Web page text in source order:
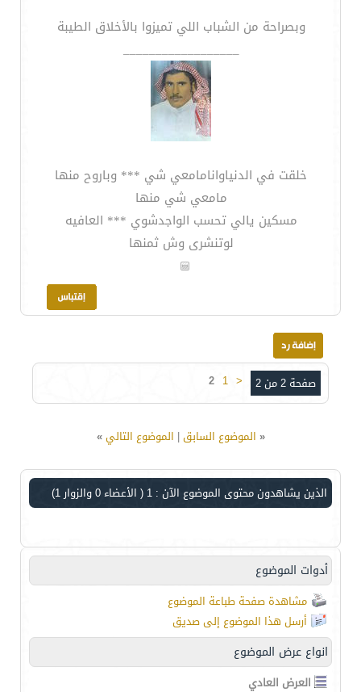
وبصراحة من الشباب اللي تميزوا بالأخلاق الطيبة
__________________
خلقت في الدنياوانامامعي شي *** وباروح منها
مامعي شي منها
مسكين يالي تحسب الواجدشوي *** العافيه
لوتنشرى وش ثمنها
صفحة 2 من 2 <
1
2
« الموضوع السابق| الموضوع التالي»
الذين يشاهدون محتوى الموضوع الآن : 1 ( الأعضاء 0 والزوار 1)
أدوات الموضوع
مشاهدة صفحة طباعة الموضوع
أرسل هذا الموضوع إلى صديق
انواع عرض الموضوع
العرض العادي